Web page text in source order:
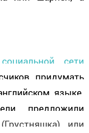
социальной сети
придумать
языке.
предложили
или